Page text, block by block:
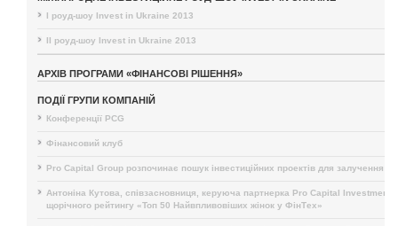
I роуд-шоу Invest in Ukraine 2013
II роуд-шоу Invest in Ukraine 2013
АРХІВ ПРОГРАМИ «ФІНАНСОВІ РІШЕННЯ»
ПОДІЇ ГРУПИ КОМПАНІЙ
Конференції PCG
Фінансовий клуб
Pro Capital Group розпочинає пошук інвестиційних проектів для залучення
Антоніна Кутова, співзасновниця, керуюча партнерка Pro Capital Investment,
щорічного рейтингу «Топ 50 Найвпливовіших жінок у ФінТех»